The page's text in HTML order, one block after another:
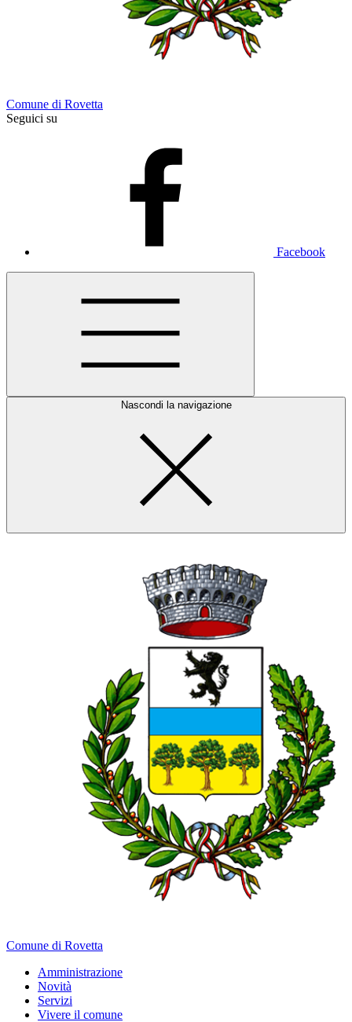
Comune di Rovetta
Seguici su
Facebook
Nascondi la navigazione
Comune di Rovetta
Amministrazione
Novità
Servizi
Vivere il comune